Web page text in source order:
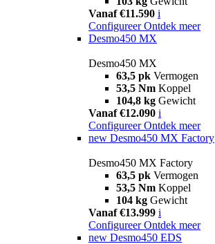
Vanaf €11.590 i
Configureer Ontdek meer
Desmo450 MX
Desmo450 MX
63,5 pk Vermogen
53,5 Nm Koppel
104,8 kg Gewicht
Vanaf €12.090 i
Configureer Ontdek meer
new Desmo450 MX Factory
Desmo450 MX Factory
63,5 pk Vermogen
53,5 Nm Koppel
104 kg Gewicht
Vanaf €13.999 i
Configureer Ontdek meer
new Desmo450 EDS